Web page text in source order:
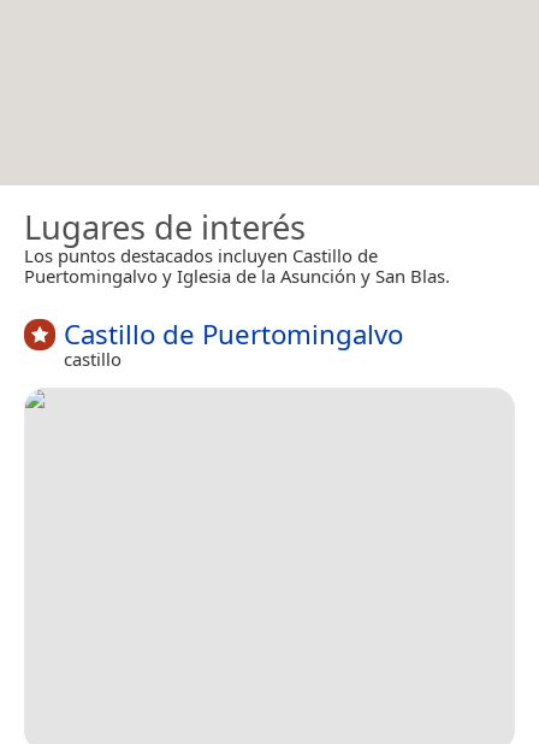
Lugares de interés
Los puntos destacados incluyen Castillo de
Puertomingalvo y Iglesia de la Asunción y San Blas.
Castillo de Puertomingalvo
castillo